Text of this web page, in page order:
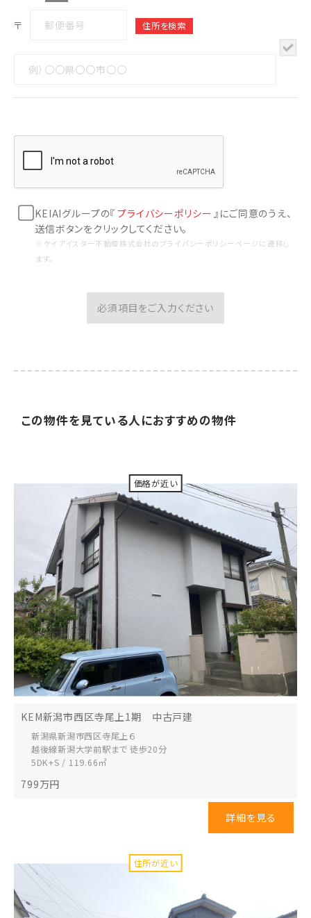
〒
KEIAIグループの『 プライバシーポリシー 』にご同意のうえ、
送信ボタンをクリックしてください。
※ケイアイスター不動産株式会社のプライバシーポリシーページに遷移し
ます。
必須項目をご入力ください
この物件を見ている人におすすめの物件
KEM新潟市西区寺尾上1期 中古戸建
新潟県新潟市西区寺尾上６
越後線新潟大学前駅まで 徒歩20分
5DK+S / 119.66㎡
799万円
詳細を見る